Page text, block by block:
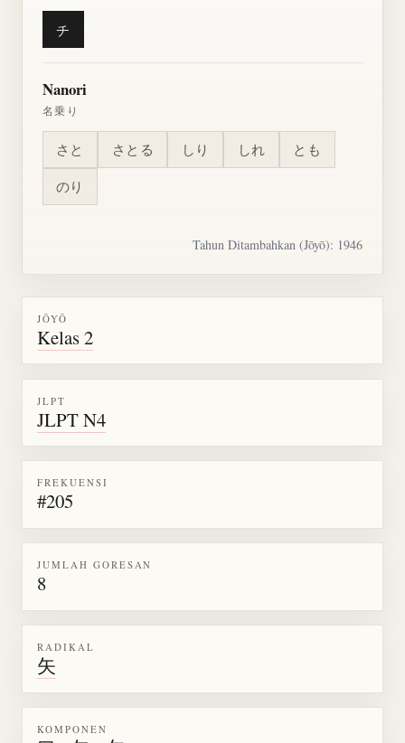
チ
Nanori
名乗り
さと さとる しり しれ とも
のり
Tahun Ditambahkan (Jōyō): 1946
JŌYŌ
Kelas 2
JLPT
JLPT N4
FREKUENSI
#205
JUMLAH GORESAN
8
RADIKAL
矢
KOMPONEN